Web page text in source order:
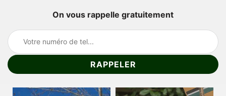
On vous rappelle gratuitement